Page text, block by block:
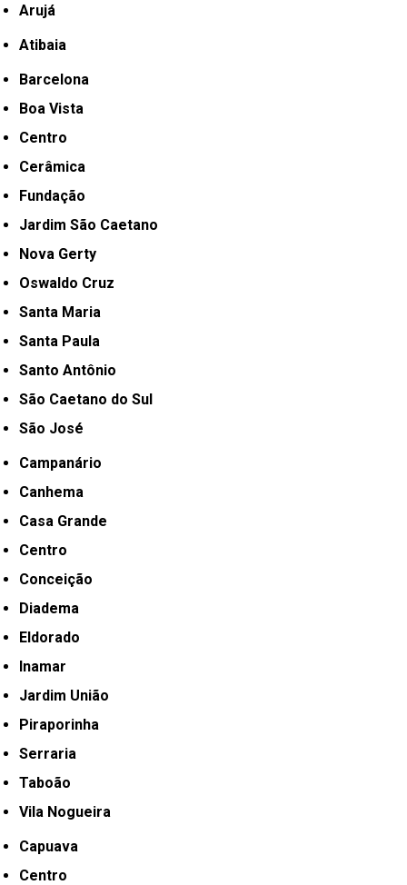
Arujá
Atibaia
Barcelona
Boa Vista
Centro
Cerâmica
Fundação
Jardim São Caetano
Nova Gerty
Oswaldo Cruz
Santa Maria
Santa Paula
Santo Antônio
São Caetano do Sul
São José
Campanário
Canhema
Casa Grande
Centro
Conceição
Diadema
Eldorado
Inamar
Jardim União
Piraporinha
Serraria
Taboão
Vila Nogueira
Capuava
Centro